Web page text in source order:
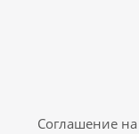
Соглашение